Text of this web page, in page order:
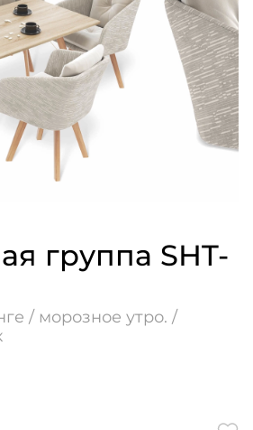
группа SHT-
/ морозное утро. /